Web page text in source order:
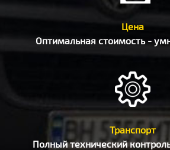
Цена
Оптимальная стоимость -
Транспорт
Полный технический